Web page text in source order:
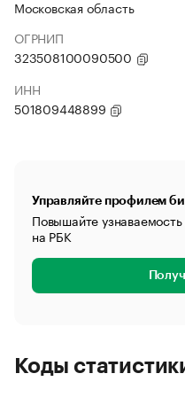
Московская область
ОГРНИП
323508100090500
ИНН
501809448899
Управляйте профилем
Повышайте
на РБК
Коды